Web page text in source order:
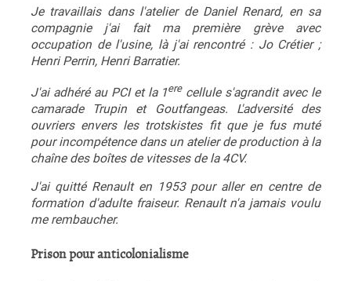
Je travaillais dans l'atelier de Daniel Renard, en sa
compagnie j'ai fait ma première grève avec
occupation de l'usine, là j'ai rencontré : Jo Crétier ;
Henri Perrin, Henri Barratier.
J'ai adhéré au PCI et la 1erecellule s'agrandit avec le
camarade Trupin et Goutfangeas. L'adversité des
ouvriers envers les trotskistes fit que je fus muté
pour incompétence dans un atelier de production à la
chaîne des boîtes de vitesses de la 4CV.
J'ai quitté Renault en 1953 pour aller en centre de
formation d'adulte fraiseur. Renault n'a jamais voulu
me rembaucher.
Prison pour anticolonialisme